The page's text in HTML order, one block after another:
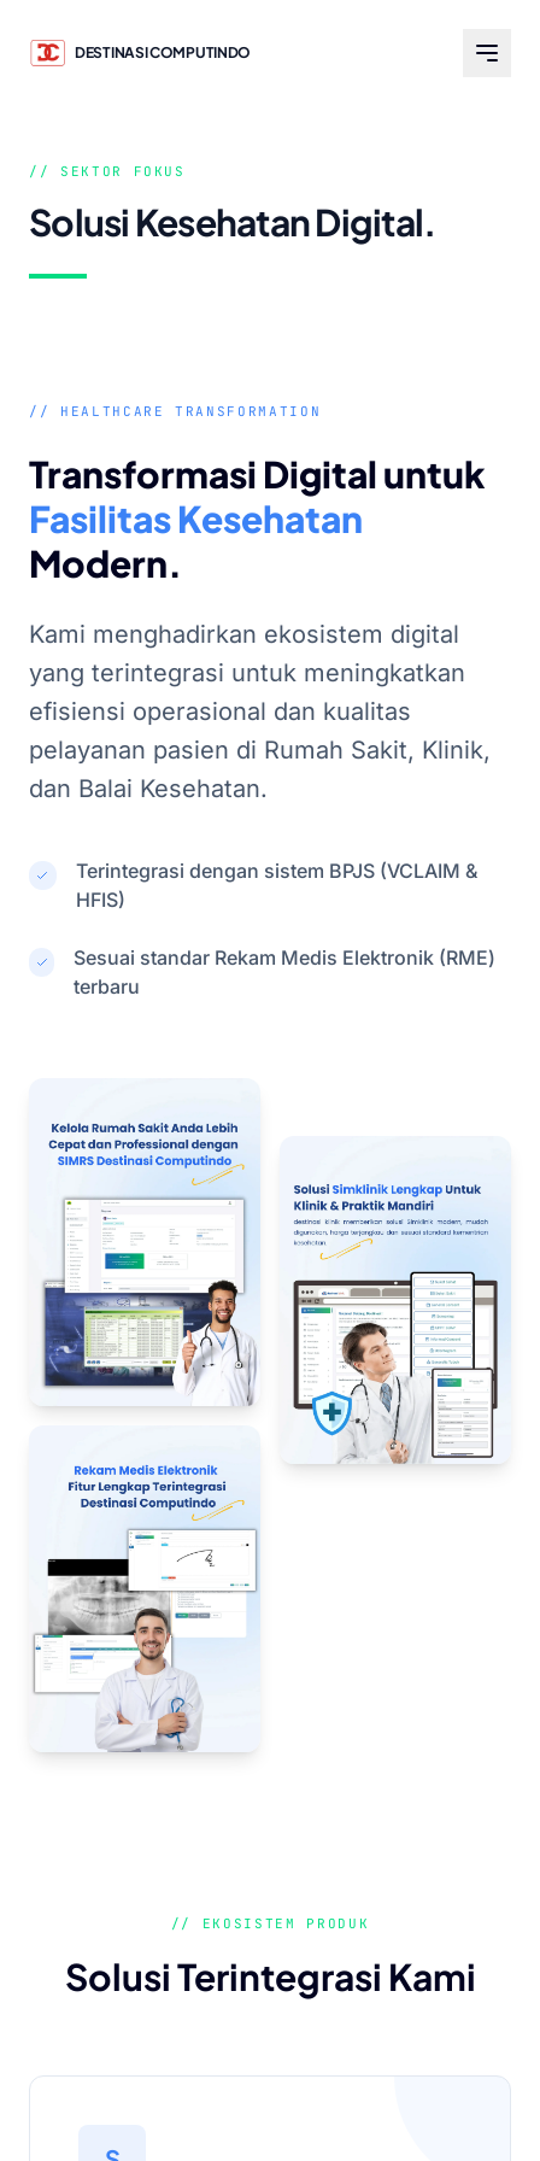
DESTINASI COMPUTINDO
// SEKTOR FOKUS
Solusi Kesehatan Digital.
// HEALTHCARE TRANSFORMATION
Transformasi Digital untuk
Fasilitas Kesehatan
Modern.
Kami menghadirkan ekosistem digital
yang terintegrasi untuk meningkatkan
efisiensi operasional dan kualitas
pelayanan pasien di Rumah Sakit, Klinik,
dan Balai Kesehatan.
Terintegrasi dengan sistem BPJS (VCLAIM &
HFIS)
Sesuai standar Rekam Medis Elektronik (RME)
terbaru
// EKOSISTEM PRODUK
Solusi Terintegrasi Kami